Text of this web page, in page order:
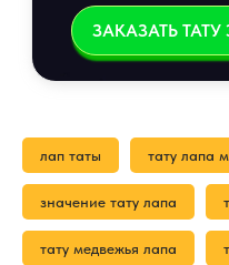
ЗАКАЗАТЬ
лап таты тату лапа
значение тату лапа
тату медвежья лапа